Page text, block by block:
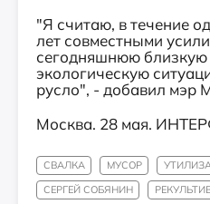
"Я считаю, в течение
лет совместными
сегодняшнюю близкую
экологическую
русло", - добавил мэр
Москва. 28 мая.
СВАЛКА МУСОР
СЕРГЕЙ СОБЯНИН